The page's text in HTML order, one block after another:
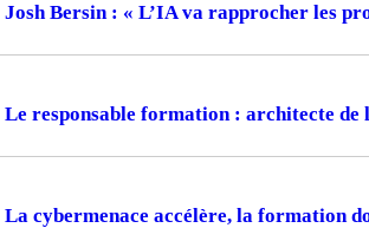
Josh Bersin : « L’IA va rapprocher les
Le responsable formation : architecte
La cybermenace accélère, la formation